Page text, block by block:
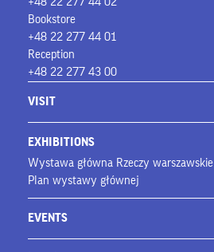
Bookstore
+48 22 277 44 01
Reception
+48 22 277 43 00
VISIT
EXHIBITIONS
Wystawa główna Rzeczy warszawskie
Plan wystawy głównej
EVENTS